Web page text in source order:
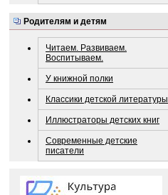
Родителям и детям
Читаем. Развиваем.
Воспитываем.
У книжной полки
Классики детской литературы
Иллюстраторы детских книг
Современные детские
писатели